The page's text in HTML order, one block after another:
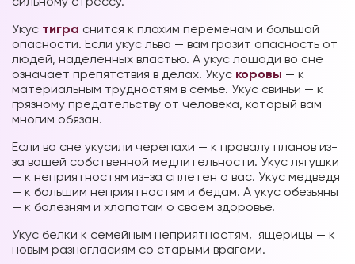
Укус тигра снится к плохим переменам и большой
опасности. Если укус льва — вам грозит опасность от
людей, наделенных властью. А укус лошади во сне
означает препятствия в делах. Укус коровы — к
материальным трудностям в семье. Укус свиньи — к
грязному предательству от человека, который вам
многим обязан.
Если во сне укусили черепахи — к провалу планов из-
за вашей собственной медлительности. Укус лягушки
— к неприятностям из-за сплетен о вас. Укус медведя
— к большим неприятностям и бедам. А укус обезьяны
— к болезням и хлопотам о своем здоровье.
Укус белки к семейным неприятностям, ящерицы — к
новым разногласиям со старыми врагами.